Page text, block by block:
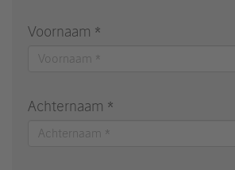
Voornaam *
Achternaam *